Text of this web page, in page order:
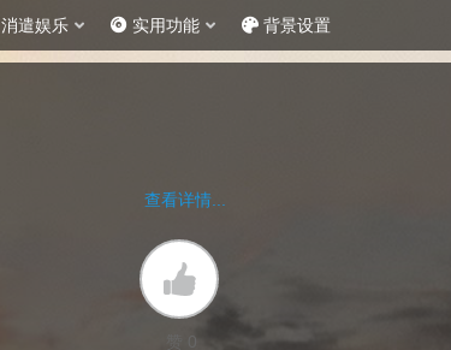
消遣娱乐 实用功能 背景设置
查看详情...
赞 0